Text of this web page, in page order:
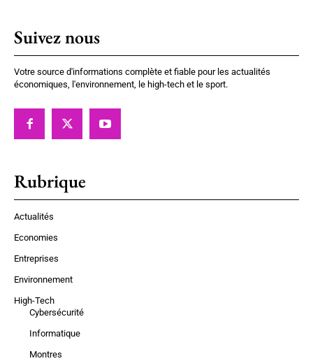
Suivez nous
Votre source d'informations complète et fiable pour les actualités
économiques, l'environnement, le high-tech et le sport.
Rubrique
Actualités
Economies
Entreprises
Environnement
High-Tech
Cybersécurité
Informatique
Montres